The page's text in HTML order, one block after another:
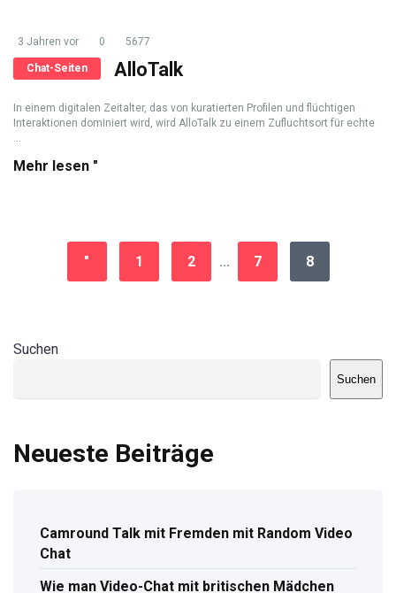
3 Jahren vor 0 5677
Chat-Seiten AlloTalk
In einem digitalen Zeitalter, das von kuratierten Profilen und flüchtigen
Interaktionen dominiert wird, wird AlloTalk zu einem Zufluchtsort für echte
...
Mehr lesen "
" 1 2 ... 7 8
Suchen
Suchen
Neueste Beiträge
Camround Talk mit Fremden mit Random Video
Chat
Wie man Video-Chat mit britischen Mädchen